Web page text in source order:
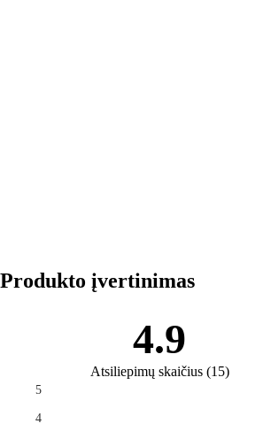
Produkto įvertinimas
4.9
Atsiliepimų skaičius(15)
5
4